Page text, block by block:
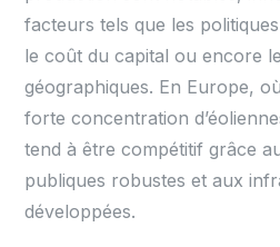
facteurs tels que les
le coût du capital ou encore
géographiques. En Europe,
forte concentration
tend à être compétitif grâce
publiques robustes et aux
développées.